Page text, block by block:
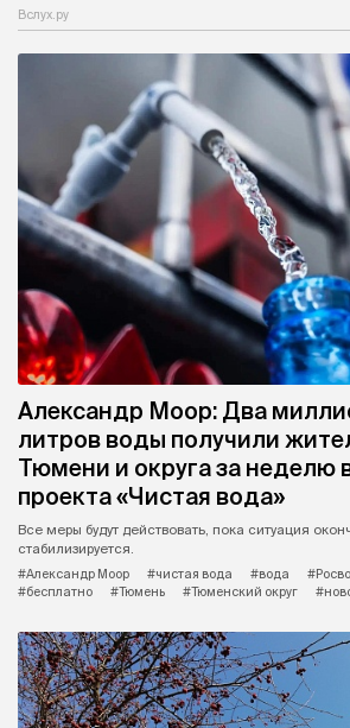
Вслух.ру
Александр Моор: Два
литров воды получили
Тюмени и округа за неделю
проекта «Чистая вода»
Все меры будут действовать, пока ситуация
стабилизируется.
#Александр Моор
#чистая вода #вода
#бесплатно
#Тюмень #Тюменский округ